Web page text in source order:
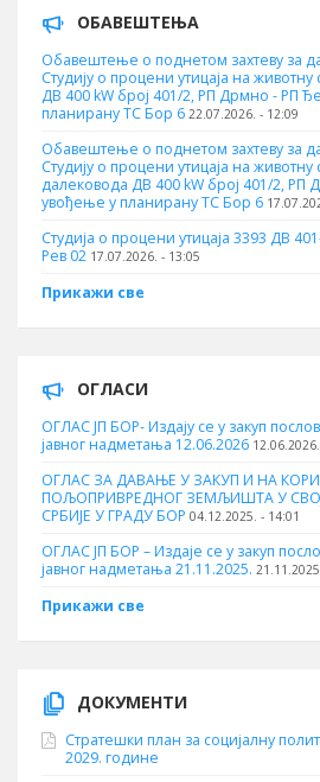
ОБАВЕШТЕЊА
Обавештење о поднетом захтеву за
Студију о процени утицаја на
ДВ 400 kW број 401/2, РП Дрмно - РП
планирану ТС Бор 6 22.07.2026. - 12:09
Обавештење о поднетом захтеву за
Студију о процени утицаја на животну
далековода ДВ 400 kW број 401/2, РП
увођење у планирану ТС Бор 6
Студија о процени утицаја 3393 ДВ
Рев 02 17.07.2026. - 13:05
Прикажи све
ОГЛАСИ
ОГЛАС ЈП БОР- Издају се у закуп
јавног надметања 12.06.2026
ОГЛАС ЗА ДАВАЊЕ У ЗАКУП И НА
ПОЉОПРИВРЕДНОГ ЗЕМЉИШТА У
СРБИЈЕ У ГРАДУ БОР 04.12.2025. - 14:01
ОГЛАС ЈП БОР – Издаје се у закуп
јавног надметања 21.11.2025.
Прикажи све
ДОКУМЕНТИ
Стратешки план за социјалну
2029. године